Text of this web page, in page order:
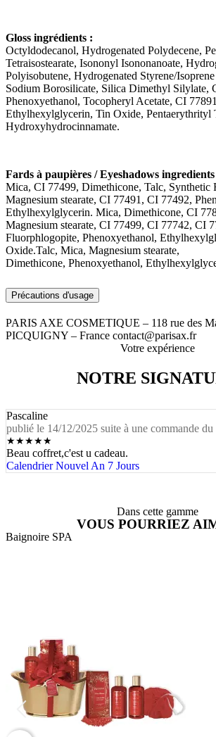
Gloss ingrédients :
Octyldodecanol, Hydrogenated Polydecene,
Tetraisostearate, Isononyl Isononanoate,
Polyisobutene, Hydrogenated Styrene/
Sodium Borosilicate, Silica Dimethyl Silylate,
Phenoxyethanol, Tocopheryl Acetate, CI
Ethylhexylglycerin, Tin Oxide, Pentaerythrityl
Hydroxyhydrocinnamate.
Fards à paupières / Eyeshadows
Mica, CI 77499, Dimethicone, Talc, Synthetic
Magnesium stearate, CI 77491, CI 77492,
Ethylhexylglycerin. Mica, Dimethicone, CI
Magnesium stearate, CI 77499, CI 77742, CI
Fluorphlogopite, Phenoxyethanol,
Oxide.Talc, Mica, Magnesium stearate,
Dimethicone, Phenoxyethanol,
Précautions d'usage
PARIS AXE COSMETIQUE – 118 rue des
PICQUIGNY – France contact@parisax.fr
Votre expérience
NOTRE
Pascaline
publié le 14/12/2025 suite à une commande
★★★★★
Beau coffret,c'est u cadeau.
Calendrier Nouvel An 7 Jours
Dans cette gamme
VOUS POURRIEZ
Baignoire SPA